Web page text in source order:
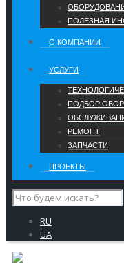
ПОЛЕЗНАЯ
О КОМПАНИИ
УCЛУГИ
ПОДБОР
РЕМОНТ
ЗАПЧАСТИ
ПРОЕКТЫ
RU
UA